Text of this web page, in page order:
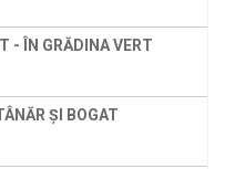
- ÎN GRĂDINA VERT
ȘI BOGAT